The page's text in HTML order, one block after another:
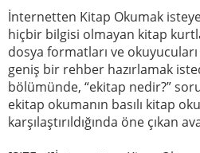
İnternetten Kitap Okumak
hiçbir bilgisi olmayan kitap
dosya formatları ve
geniş bir rehber hazırlamak
bölümünde, “ekitap nedir?”
ekitap okumanın basılı kitap
karşılaştırıldığında öne çıkan